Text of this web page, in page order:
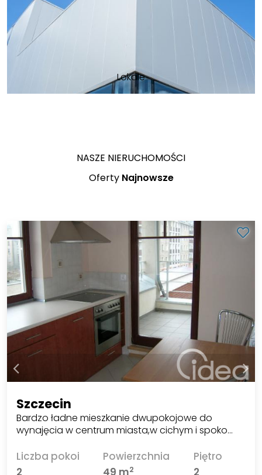
Lokale
NASZE NIERUCHOMOŚCI
Oferty Najnowsze
Szczecin
Bardzo ładne mieszkanie dwupokojowe do
wynajęcia w centrum miasta,w cichym i spoko…
Liczba pokoi
2
Powierzchnia
49 m2
Piętro
2